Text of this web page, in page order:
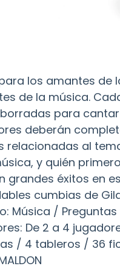
los amantes de
de la música.
para
deberán
relacionadas al
y quién
grandes éxitos en
cumbias de
Música /
De 2 a 4
/ 4 tableros / 36